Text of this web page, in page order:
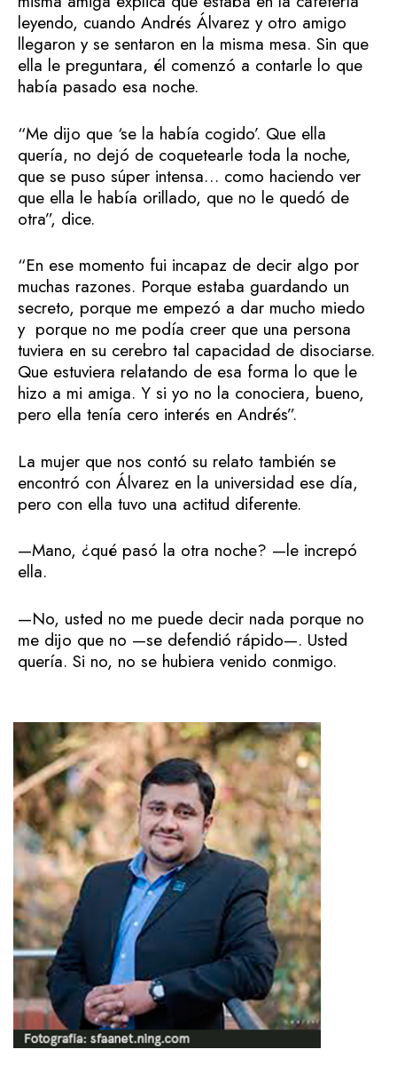
leyendo, cuando Andrés Álvarez y otro amigo
llegaron y se sentaron en la misma mesa. Sin que
ella le preguntara, él comenzó a contarle lo que
había pasado esa noche.
“Me dijo que ‘se la había cogido’. Que ella
quería, no dejó de coquetearle toda la noche,
que se puso súper intensa… como haciendo ver
que ella le había orillado, que no le quedó de
otra”, dice.
“En ese momento fui incapaz de decir algo por
muchas razones. Porque estaba guardando un
secreto, porque me empezó a dar mucho miedo
y porque no me podía creer que una persona
tuviera en su cerebro tal capacidad de disociarse.
Que estuviera relatando de esa forma lo que le
hizo a mi amiga. Y si yo no la conociera, bueno,
pero ella tenía cero interés en Andrés”.
La mujer que nos contó su relato también se
encontró con Álvarez en la universidad ese día,
pero con ella tuvo una actitud diferente.
—Mano, ¿qué pasó la otra noche? —le increpó
ella.
—No, usted no me puede decir nada porque no
me dijo que no —se defendió rápido—. Usted
quería. Si no, no se hubiera venido conmigo.